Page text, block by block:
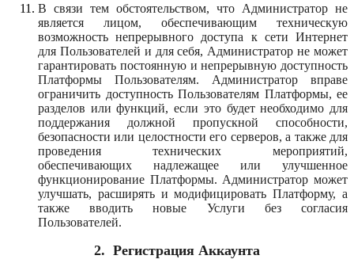
В связи тем обстоятельством, что Администратор не
является лицом, обеспечивающим техническую
возможность непрерывного доступа к сети Интернет
для Пользователей и для себя, Администратор не может
гарантировать постоянную и непрерывную доступность
Платформы Пользователям. Администратор вправе
ограничить доступность Пользователям Платформы, ее
разделов или функций, если это будет необходимо для
поддержания должной пропускной способности,
безопасности или целостности его серверов, а также для
проведения технических мероприятий,
обеспечивающих надлежащее или улучшенное
функционирование Платформы. Администратор может
улучшать, расширять и модифицировать Платформу, а
также вводить новые Услуги без согласия
Пользователей.
2. Регистрация Аккаунта